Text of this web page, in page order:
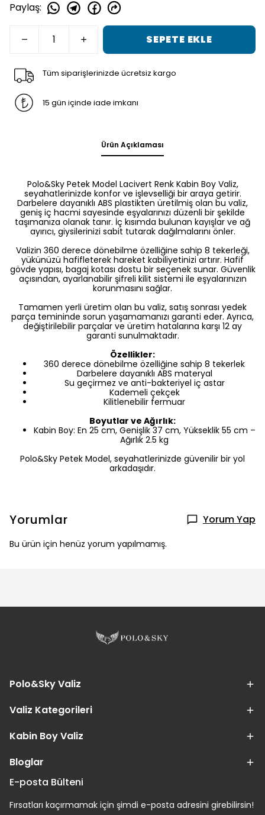
Paylaş:
SEPETE EKLE
Tüm siparişlerinizde ücretsiz kargo
15 gün içinde iade imkanı
Ürün Açıklaması
Polo&Sky Petek Model Lacivert Renk Kabin Boy Valiz,
seyahatlerinizde konfor ve işlevselliği bir araya getirir.
Darbelere dayanıklı ABS plastikten üretilmiş olan bu valiz,
geniş iç hacmi sayesinde eşyalarınızı düzenli bir şekilde
taşımanıza olanak tanır. İç kısımda bulunan kayışlar ve ağ
ayırıcı, giysilerinizi sabit tutarak dağılmalarını önler.
Valizin 360 derece dönebilme özelliğine sahip 8 tekerleği,
yükünüzü hafifleterek hareket kabiliyetinizi artırır. Hafif
gövde yapısı, bagaj kotası dostu bir seçenek sunar. Güvenlik
açısından, ayarlanabilir şifreli kilit sistemi ile eşyalarınızın
korunmasını sağlar.
Tamamen yerli üretim olan bu valiz, satış sonrası yedek
parça temininde sorun yaşamamanızı garanti eder. Ayrıca,
değiştirilebilir parçalar ve üretim hatalarına karşı 12 ay
garanti sunulmaktadır.
Özellikler:
360 derece dönebilme özelliğine sahip 8 tekerlek
Darbelere dayanıklı ABS materyal
Su geçirmez ve anti-bakteriyel iç astar
Kademeli çekçek
Kilitlenebilir fermuar
Boyutlar ve Ağırlık:
Kabin Boy: En 25 cm, Genişlik 37 cm, Yükseklik 55 cm –
Ağırlık 2.5 kg
Polo&Sky Petek Model, seyahatlerinizde güvenilir bir yol
arkadaşıdır.
Yorumlar Yorum Yap
Bu ürün için henüz yorum yapılmamış.
Polo&Sky Valiz
Valiz Kategorileri
Kabin Boy Valiz
Bloglar
E-posta Bülteni
Fırsatları kaçırmamak için şimdi e-posta adresini girebilirsin!